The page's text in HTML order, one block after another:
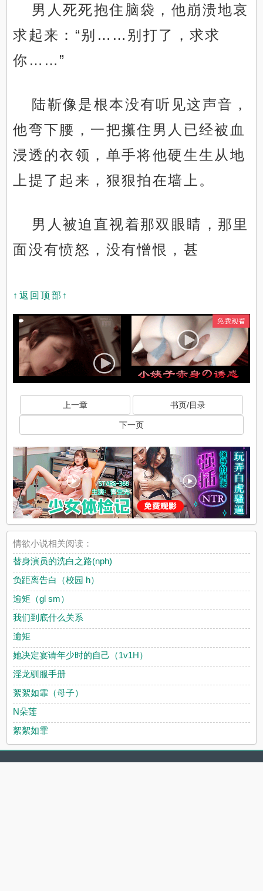
男人死死抱住脑袋，他崩溃地哀
求起来：“别……别打了，求求
你……”
陆靳像是根本没有听见这声音，
他弯下腰，一把攥住男人已经被血
浸透的衣领，单手将他硬生生从地
上提了起来，狠狠拍在墙上。
男人被迫直视着那双眼睛，那里
面没有愤怒，没有憎恨，甚
↑返回顶部↑
上一章 书页/目录
下一页
情欲小说相关阅读：
替身演员的洗白之路(nph)
负距离告白（校园 h）
逾矩（gl sm）
我们到底什么关系
逾矩
她决定宴请年少时的自己（1v1H）
淫龙驯服手册
絮絮如霏（母子）
N朵莲
絮絮如霏